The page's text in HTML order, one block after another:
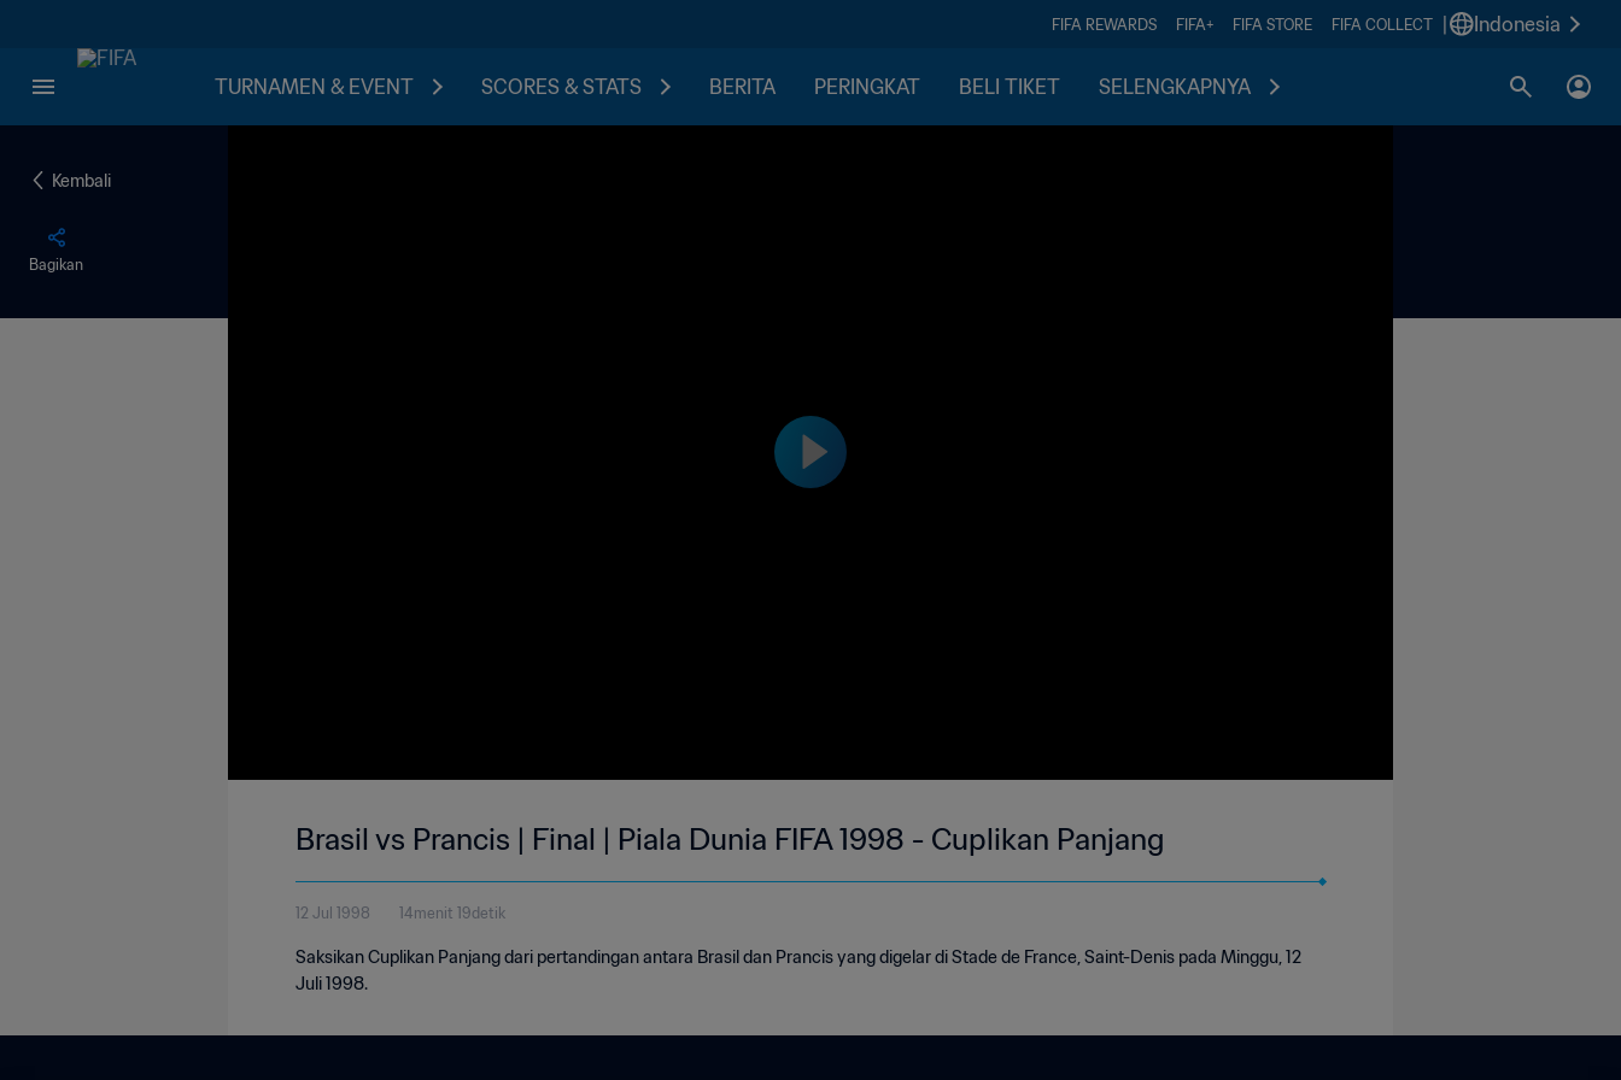
FIFA REWARDS FIFA+ FIFA STORE FIFA COLLECT Indonesia
TURNAMEN & EVENT SCORES & STATS BERITA PERINGKAT BELI TIKET SELENGKAPNYA
Kembali
Bagikan
Brasil vs Prancis | Final | Piala Dunia FIFA 1998 - Cuplikan Panjang
12 Jul 1998 14menit 19detik
Saksikan Cuplikan Panjang dari pertandingan antara Brasil dan Prancis yang digelar di Stade de France, Saint-Denis pada Minggu, 12
Juli 1998.